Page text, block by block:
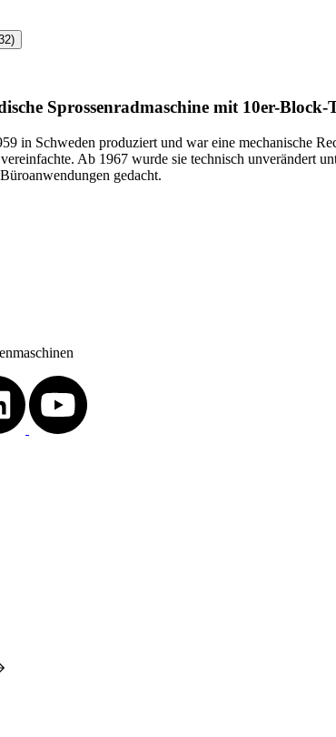
Sprossenradmaschine mit 10er-Block-
in Schweden produziert und war eine mechanische
Ab 1967 wurde sie technisch unverändert
gedacht.